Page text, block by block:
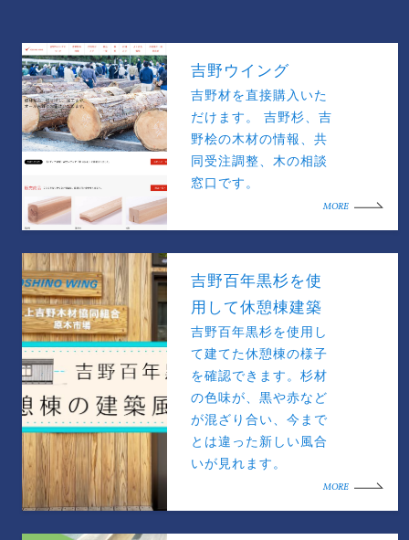
吉野ウイング
吉野材を直接購入いた
だけます。 吉野杉、吉
野桧の木材の情報、共
同受注調整、木の相談
窓口です。
MORE
吉野百年黒杉を使
用して休憩棟建築
吉野百年黒杉を使用し
て建てた休憩棟の様子
を確認できます。杉材
の色味が、黒や赤など
が混ざり合い、今まで
とは違った新しい風合
いが見れます。
MORE